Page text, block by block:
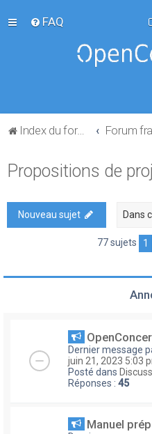
FAQ
Index du forum Forum
Propositions de
Nouveau sujet
77 sujets 1
Dernier message
juin 21, 2023 5:03
Posté dans
Réponses : 45
Manuel